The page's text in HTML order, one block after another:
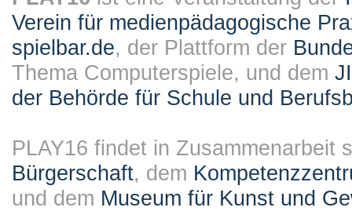
Verein für medienpädagogische
spielbar.de, der Plattform der
Thema Computerspiele, und dem
der Behörde für Schule und
PLAY16 findet in Zusammenarbeit
Bürgerschaft, dem
und dem Museum für Kunst und